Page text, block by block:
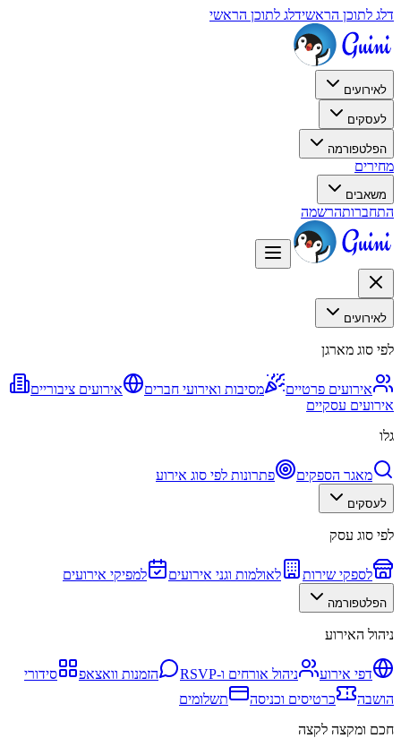
דלג לתוכן הראשידלג לתוכן הראשי
לאירועים
לעסקים
הפלטפורמה
מחירים
משאבים
התחברותהרשמה
לאירועים
לפי סוג מארגן
אירועים פרטיים מסיבות ואירועי חברים
אירועים ציבוריים
אירועים עסקיים
גלו
מאגר הספקים פתרונות לפי סוג אירוע
לעסקים
לפי סוג עסק
לספקי שירות לאולמות וגני אירועים למפיקי אירועים
הפלטפורמה
ניהול האירוע
דפי אירוע ניהול אורחים ו-RSVP הזמנות וואצאפ
סידורי
הושבה
כרטיסים וכניסה
תשלומים
חכם ומקצה לקצה